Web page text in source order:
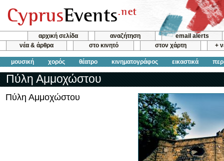
αρχική σελίδα αναζήτηση
email alerts
νέα & άρθρα
στο κινητό στον χάρτη +
μουσική χορός θέατρο κινηματογράφος εικαστικά
Πύλη Αμμοχώστου
Πύλη Αμμοχώστου